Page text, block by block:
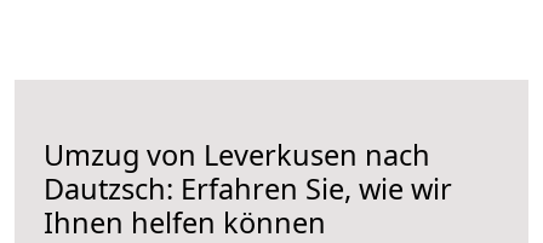
Umzug von Leverkusen nach
Dautzsch: Erfahren Sie, wie wir
Ihnen helfen können